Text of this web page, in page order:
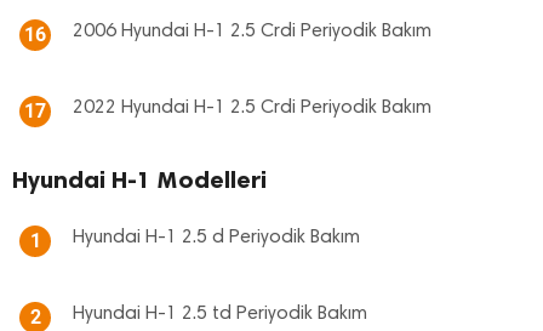
16 2006 Hyundai H-1 2.5 Crdi Periyodik Bakım
17 2022 Hyundai H-1 2.5 Crdi Periyodik Bakım
Hyundai H-1 Modelleri
1 Hyundai H-1 2.5 d Periyodik Bakım
2 Hyundai H-1 2.5 td Periyodik Bakım